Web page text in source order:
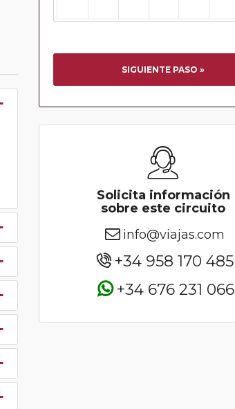
SIGUIENTE PASO »
Solicita información
sobre este circuito
info@viajas.com
+34 958 170 485
+34 676 231 066